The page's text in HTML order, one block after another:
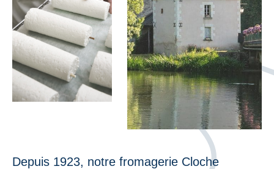
Depuis 1923, notre fromagerie Cloche